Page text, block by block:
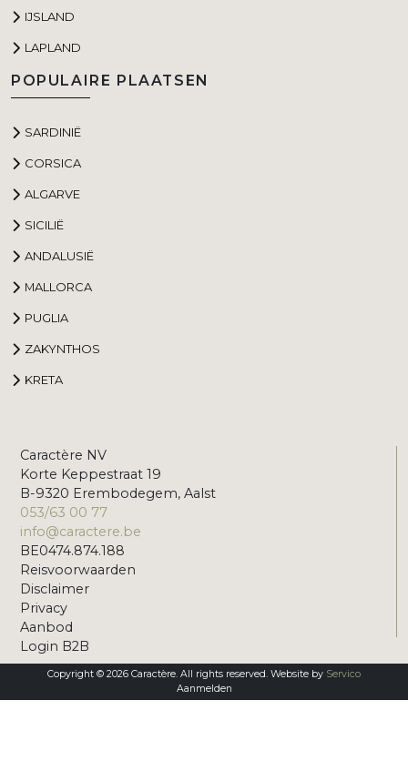
IJSLAND
LAPLAND
POPULAIRE PLAATSEN
SARDINIË
CORSICA
ALGARVE
SICILIË
ANDALUSIË
MALLORCA
PUGLIA
ZAKYNTHOS
KRETA
Caractère NV
Korte Keppestraat 19
B-9320 Erembodegem, Aalst
053/63 00 77
info@caractere.be
BE0474.874.188
Reisvoorwaarden
Disclaimer
Privacy
Aanbod
Login B2B
Copyright © 2026 Caractère. All rights reserved. Website by Servico
Aanmelden